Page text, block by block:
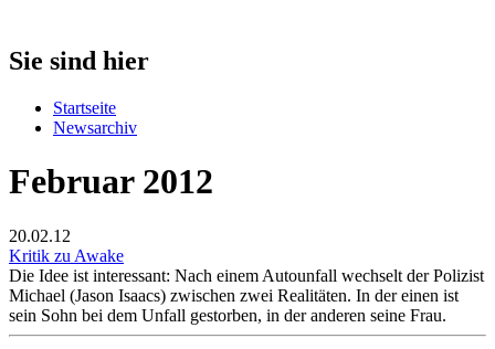
Sie sind hier
Startseite
Newsarchiv
Februar 2012
20.02.12
Kritik zu Awake
Die Idee ist interessant: Nach einem Autounfall wechselt der Polizist
Michael (Jason Isaacs) zwischen zwei Realitäten. In der einen ist
sein Sohn bei dem Unfall gestorben, in der anderen seine Frau.